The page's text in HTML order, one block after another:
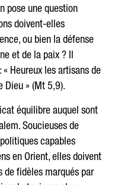
pose une question
doivent-elles
ou bien la défense
et de la paix ? Il
Heureux les artisans de
Dieu » (Mt 5,9).
équilibre auquel sont
Soucieuses de
capables
en Orient, elles doivent
de fidèles marqués par